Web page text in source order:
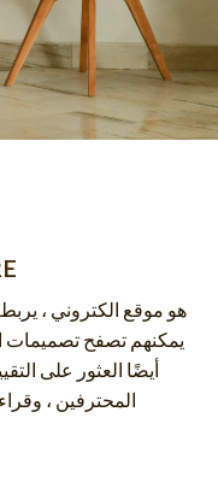
هو موقع الكتروني ،
يمكنهم تصفح تصميمات
أيضًا العثور على
المحترفين ،